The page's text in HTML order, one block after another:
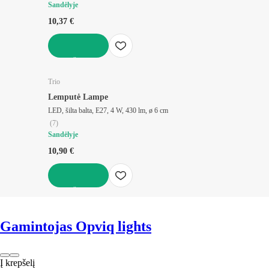
Sandėlyje
10,37 €
Trio
Lemputė Lampe
LED, šilta balta, E27, 4 W, 430 lm, ø 6 cm
(7)
Sandėlyje
10,90 €
Gamintojas Opviq lights
Į krepšelį